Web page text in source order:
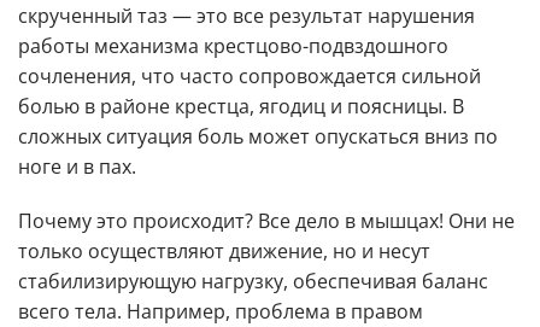
скрученный таз — это все результат нарушения
работы механизма крестцово-подвздошного
сочленения, что часто сопровождается сильной
болью в районе крестца, ягодиц и поясницы. В
сложных ситуация боль может опускаться вниз по
ноге и в пах.
Почему это происходит? Все дело в мышцах! Они не
только осуществляют движение, но и несут
стабилизирующую нагрузку, обеспечивая баланс
всего тела. Например, проблема в правом